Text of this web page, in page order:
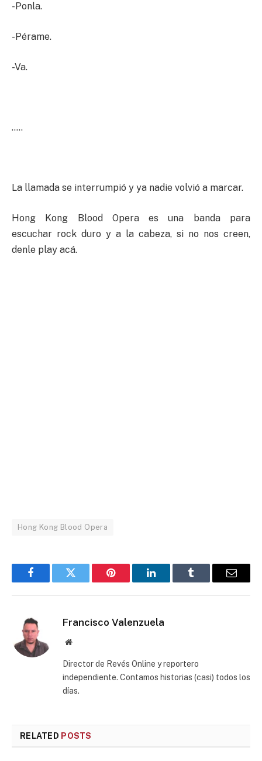
-Ponla.
-Pérame.
-Va.
…..
La llamada se interrumpió y ya nadie volvió a marcar.
Hong Kong Blood Opera es una banda para
escuchar rock duro y a la cabeza, si no nos creen,
denle play acá.
Hong Kong Blood Opera
FacebookTwitter Pinterest LinkedInTumblr Email
Francisco Valenzuela
Website
Director de Revés Online y reportero
independiente. Contamos historias (casi) todos los
días.
RELATED POSTS